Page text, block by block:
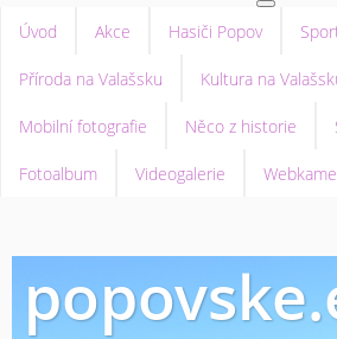
Úvod Akce Hasiči Popov
Příroda na Valašsku Kultura na
Mobilní fotografie Něco z historie
Fotoalbum Videogalerie